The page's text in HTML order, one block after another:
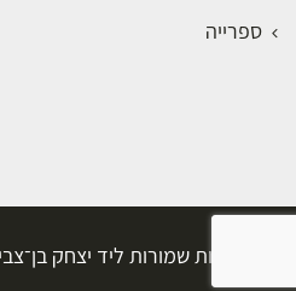
ספרייה
כל הזכויות שמורות ליד יצחק